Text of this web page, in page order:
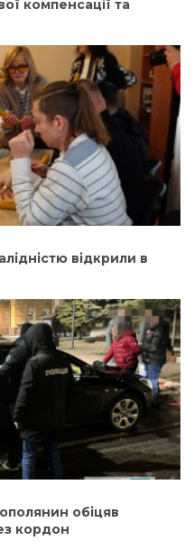
компенсації та
відкрили в
обіцяв
кордон